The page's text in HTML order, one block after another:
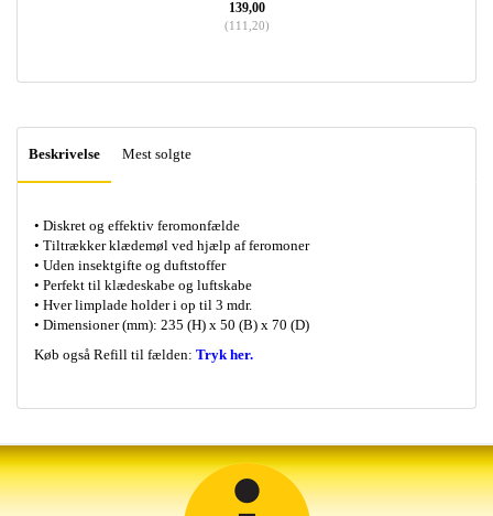
139,00
(111,20)
Beskrivelse Mest solgte
• Diskret og effektiv feromonfælde
• Tiltrækker klædemøl ved hjælp af feromoner
• Uden insektgifte og duftstoffer
• Perfekt til klædeskabe og luftskabe
• Hver limplade holder i op til 3 mdr.
• Dimensioner (mm): 235 (H) x 50 (B) x 70 (D)
Køb også Refill til fælden: Tryk her.